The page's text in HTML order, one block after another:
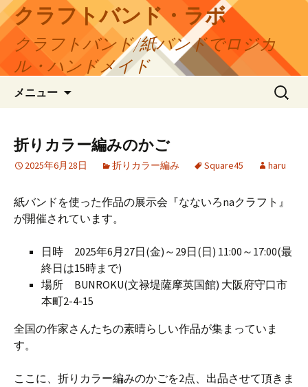
コ
ン
テ
ツ
ス
クラフトバンド・ラボ
クラフトバンド/紙バンドでロジカ
ル・ハンドメイド
メニュー
検
索:
折りカラー編みのかご
2025年6月28日 折りカラー編み Square45 haru
紙バンドを使った作品の展示会『なないろnaクラフト』
が開催されています。
日時 2025年6月27日(金)～29日(日) 11:00～17:00(最
終日は15時まで)
場所 BUNROKU(文禄堤薩摩英国館) 大阪府守口市
本町2-4-15
全国の作家さんたちの素晴らしい作品が集まっていま
す。
ここに、折りカラー編みのかごを2点、出品させて頂きま